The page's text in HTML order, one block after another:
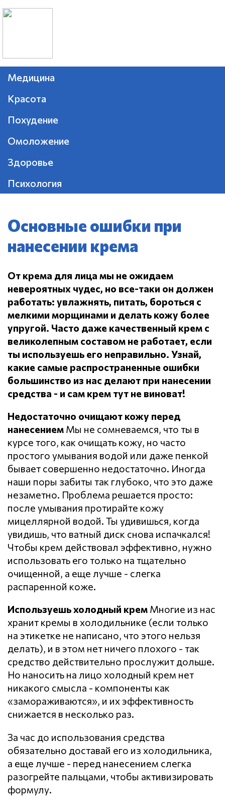
Медицина
Красота
Похудение
Омоложение
Здоровье
Психология
Основные ошибки при
нанесении крема
От крема для лица мы не ожидаем
невероятных чудес, но все-таки он должен
работать: увлажнять, питать, бороться с
мелкими морщинами и делать кожу более
упругой. Часто даже качественный крем с
великолепным составом не работает, если
ты используешь его неправильно. Узнай,
какие самые распространенные ошибки
большинство из нас делают при нанесении
средства - и сам крем тут не виноват!
Недостаточно очищают кожу перед
нанесением Мы не сомневаемся, что ты в
курсе того, как очищать кожу, но часто
простого умывания водой или даже пенкой
бывает совершенно недостаточно. Иногда
наши поры забиты так глубоко, что это даже
незаметно. Проблема решается просто:
после умывания протирайте кожу
мицеллярной водой. Ты удивишься, когда
увидишь, что ватный диск снова испачкался!
Чтобы крем действовал эффективно, нужно
использовать его только на тщательно
очищенной, а еще лучше - слегка
распаренной коже.
Используешь холодный крем Многие из нас
хранит кремы в холодильнике (если только
на этикетке не написано, что этого нельзя
делать), и в этом нет ничего плохого - так
средство действительно прослужит дольше.
Но наносить на лицо холодный крем нет
никакого смысла - компоненты как
«замораживаются», и их эффективность
снижается в несколько раз.
За час до использования средства
обязательно доставай его из холодильника,
а еще лучше - перед нанесением слегка
разогрейте пальцами, чтобы активизировать
формулу.